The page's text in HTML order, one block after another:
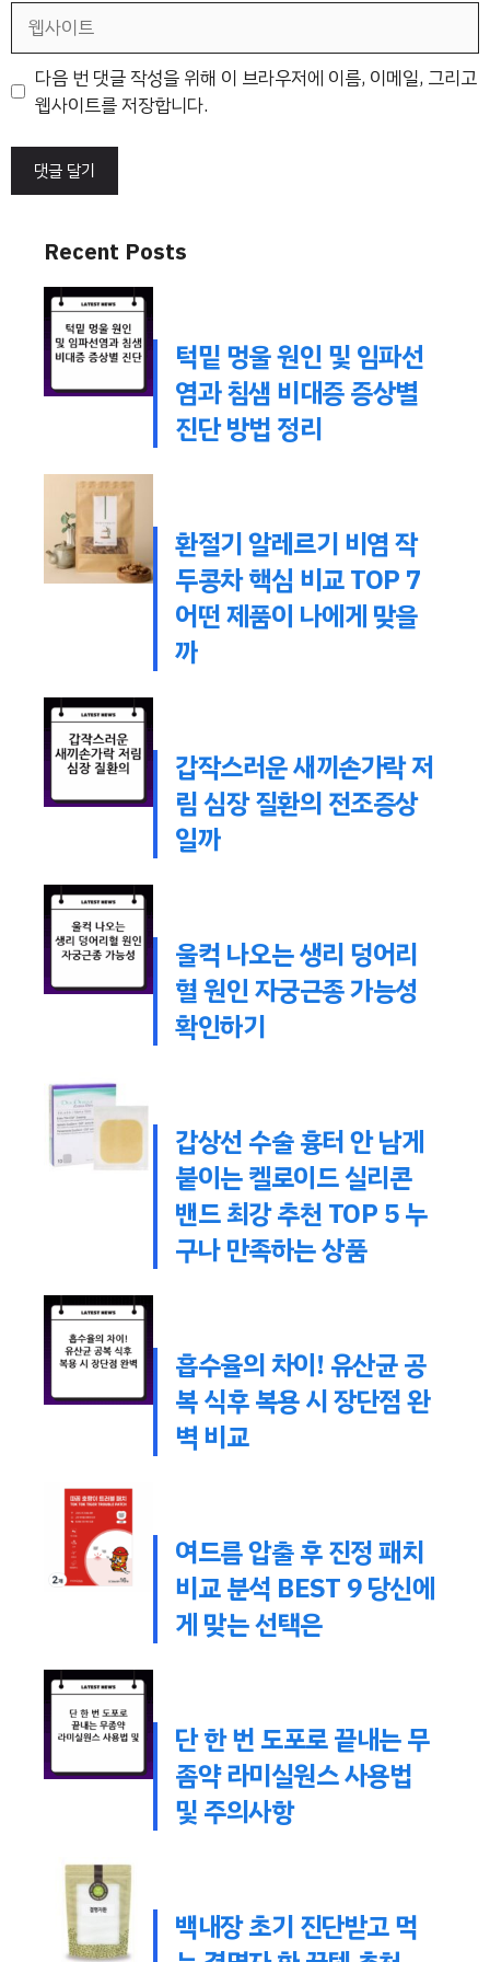
일
트
다음 번 댓글 작성을 위해 이 브라우저에 이름, 이메일, 그리고
웹사이트를 저장합니다.
Recent Posts
턱밑 멍울 원인 및 임파선
염과 침샘 비대증 증상별
진단 방법 정리
환절기 알레르기 비염 작
두콩차 핵심 비교 TOP 7
어떤 제품이 나에게 맞을
까
갑작스러운 새끼손가락 저
림 심장 질환의 전조증상
일까
울컥 나오는 생리 덩어리
혈 원인 자궁근종 가능성
확인하기
갑상선 수술 흉터 안 남게
붙이는 켈로이드 실리콘
밴드 최강 추천 TOP 5 누
구나 만족하는 상품
흡수율의 차이! 유산균 공
복 식후 복용 시 장단점 완
벽 비교
여드름 압출 후 진정 패치
비교 분석 BEST 9 당신에
게 맞는 선택은
단 한 번 도포로 끝내는 무
좀약 라미실원스 사용법
및 주의사항
백내장 초기 진단받고 먹